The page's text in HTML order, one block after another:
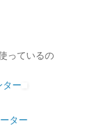
っているの
ター
ター